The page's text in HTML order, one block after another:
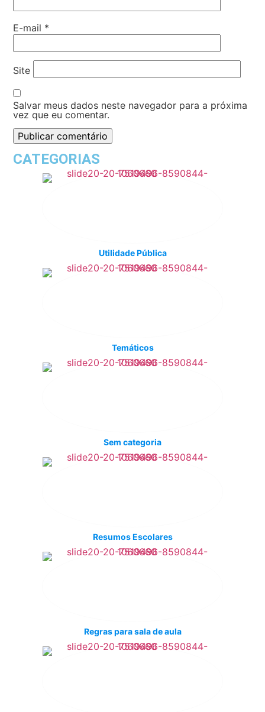
E-mail *
Site
Salvar meus dados neste navegador para a próxima
vez que eu comentar.
CATEGORIAS
Utilidade Pública
Temáticos
Sem categoria
Resumos Escolares
Regras para sala de aula